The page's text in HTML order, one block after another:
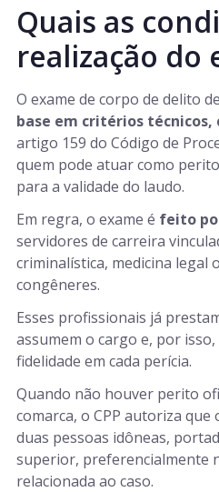
Quais as
realização do
O exame de corpo de delito
base em critérios
artigo 159 do Código de
quem pode atuar como
para a validade do laudo.
Em regra, o exame é feito
servidores de carreira
criminalística, medicina legal
congêneres.
Esses profissionais já
assumem o cargo e, por
fidelidade em cada perícia.
Quando não houver perito
comarca, o CPP autoriza
duas pessoas idôneas,
superior, preferencialmente
relacionada ao caso.